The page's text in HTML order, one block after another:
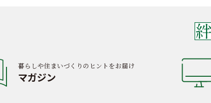
暮らしや住まいづくりのヒントをお届け
マガジン